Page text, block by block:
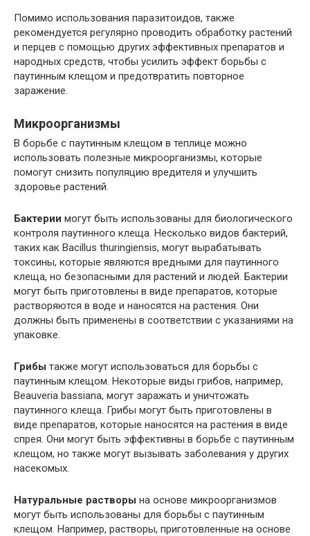
Помимо использования паразитоидов, также
рекомендуется регулярно проводить обработку растений
и перцев с помощью других эффективных препаратов и
народных средств, чтобы усилить эффект борьбы с
паутинным клещом и предотвратить повторное
заражение.
Микроорганизмы
В борьбе с паутинным клещом в теплице можно
использовать полезные микроорганизмы, которые
помогут снизить популяцию вредителя и улучшить
здоровье растений.
Бактерии могут быть использованы для биологического
контроля паутинного клеща. Несколько видов бактерий,
таких как Bacillus thuringiensis, могут вырабатывать
токсины, которые являются вредными для паутинного
клеща, но безопасными для растений и людей. Бактерии
могут быть приготовлены в виде препаратов, которые
растворяются в воде и наносятся на растения. Они
должны быть применены в соответствии с указаниями на
упаковке.
Грибы также могут использоваться для борьбы с
паутинным клещом. Некоторые виды грибов, например,
Beauveria bassiana, могут заражать и уничтожать
паутинного клеща. Грибы могут быть приготовлены в
виде препаратов, которые наносятся на растения в виде
спрея. Они могут быть эффективны в борьбе с паутинным
клещом, но также могут вызывать заболевания у других
насекомых.
Натуральные растворы на основе микроорганизмов
могут быть использованы для борьбы с паутинным
клещом. Например, растворы, приготовленные на основе